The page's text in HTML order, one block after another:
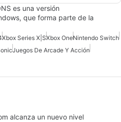
es una versión
que forma parte de la
Xbox Series X|SXbox OneNintendo Switch
Juegos De Arcade Y Acción
alcanza un nuevo nivel